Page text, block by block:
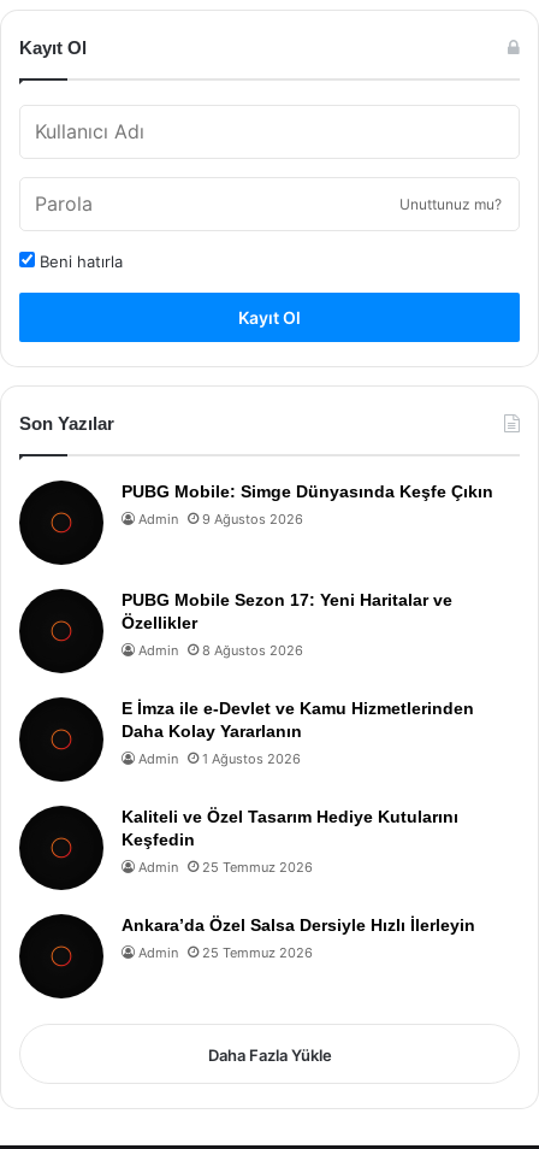
Kayıt Ol
Unuttunuz mu?
Beni hatırla
Kayıt Ol
Son Yazılar
PUBG Mobile: Simge Dünyasında Keşfe Çıkın
Admin 9 Ağustos 2026
PUBG Mobile Sezon 17: Yeni Haritalar ve
Özellikler
Admin 8 Ağustos 2026
E İmza ile e-Devlet ve Kamu Hizmetlerinden
Daha Kolay Yararlanın
Admin 1 Ağustos 2026
Kaliteli ve Özel Tasarım Hediye Kutularını
Keşfedin
Admin 25 Temmuz 2026
Ankara’da Özel Salsa Dersiyle Hızlı İlerleyin
Admin 25 Temmuz 2026
Daha Fazla Yükle